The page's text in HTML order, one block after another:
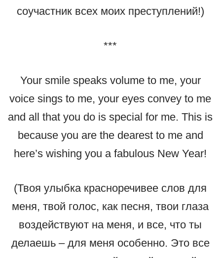
соучастник всех моих преступлений!)
***
Your smile speaks volume to me, your
voice sings to me, your eyes convey to me
and all that you do is special for me. This is
because you are the dearest to me and
here’s wishing you a fabulous New Year!
(Твоя улыбка красноречивее слов для
меня, твой голос, как песня, твои глаза
воздействуют на меня, и все, что ты
делаешь – для меня особенно. Это все